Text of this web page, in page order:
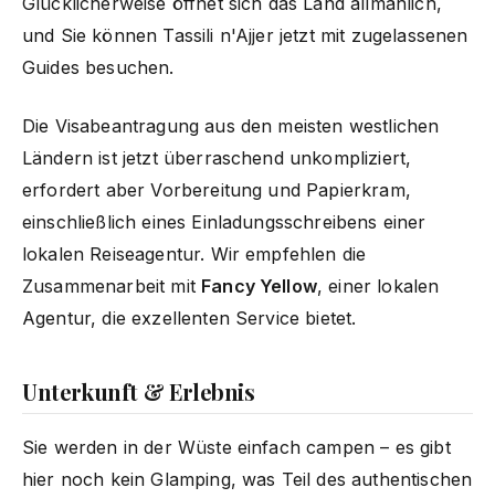
und Sie können Tassili n'Ajjer jetzt mit zugelassenen
Guides besuchen.
Die Visabeantragung aus den meisten westlichen
Ländern ist jetzt überraschend unkompliziert,
erfordert aber Vorbereitung und Papierkram,
einschließlich eines Einladungsschreibens einer
lokalen Reiseagentur. Wir empfehlen die
Zusammenarbeit mit Fancy Yellow, einer lokalen
Agentur, die exzellenten Service bietet.
Unterkunft & Erlebnis
Sie werden in der Wüste einfach campen – es gibt
hier noch kein Glamping, was Teil des authentischen